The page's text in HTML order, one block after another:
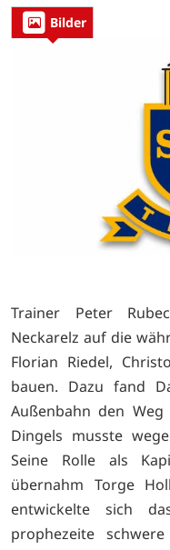
Bilder
Trainer Peter
Neckarelz auf die
Florian Riedel,
bauen. Dazu fand
Außenbahn den
Dingels musste
Seine Rolle als
übernahm Torge
entwickelte sich
prophezeite